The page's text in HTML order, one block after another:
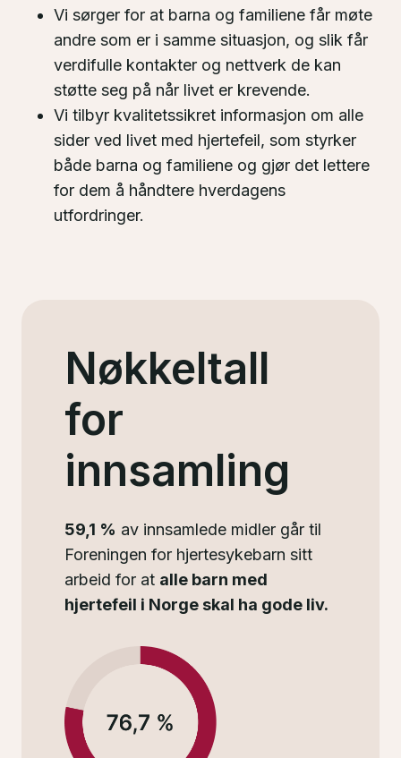
Vi sørger for at barna og familiene får møte
andre som er i samme situasjon, og slik får
verdifulle kontakter og nettverk de kan
støtte seg på når livet er krevende.
Vi tilbyr kvalitetssikret informasjon om alle
sider ved livet med hjertefeil, som styrker
både barna og familiene og gjør det lettere
for dem å håndtere hverdagens
utfordringer.
Nøkkeltall
for
innsamling
59,1 % av innsamlede midler går til
Foreningen for hjertesykebarn sitt
arbeid for at alle barn med
hjertefeil i Norge skal ha gode liv.